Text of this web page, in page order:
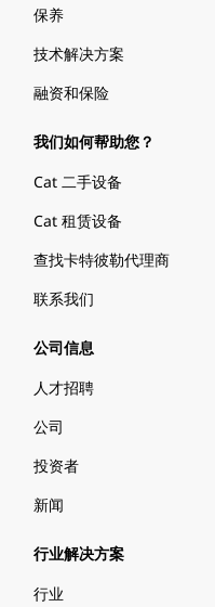
保养
技术解决方案
融资和保险
我们如何帮助您？
Cat 二手设备
Cat 租赁设备
查找卡特彼勒代理商
联系我们
公司信息
人才招聘
公司
投资者
新闻
行业解决方案
行业